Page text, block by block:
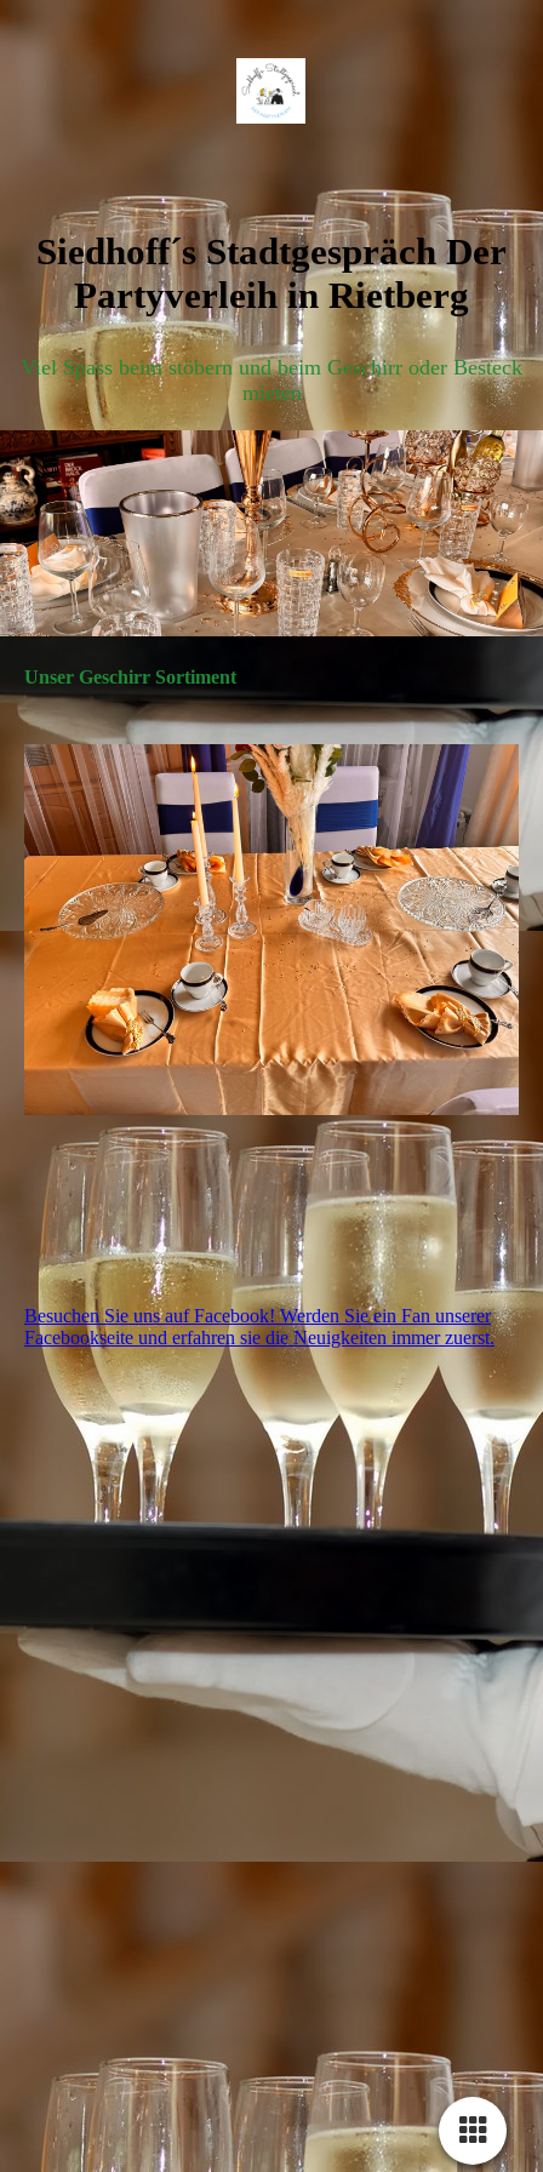
Siedhoff´s Stadtgespräch Der
Partyverleih in Rietberg
Viel Spass beim stöbern und beim Geschirr oder Besteck
mieten
Unser Geschirr Sortiment
Besuchen Sie uns auf Facebook! Werden Sie ein Fan unserer
Facebookseite und erfahren sie die Neuigkeiten immer zuerst.